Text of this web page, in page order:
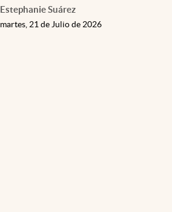
Estephanie Suárez
martes, 21 de Julio de 2026